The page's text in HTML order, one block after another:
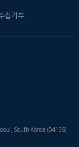
집거부
South Korea (04156)